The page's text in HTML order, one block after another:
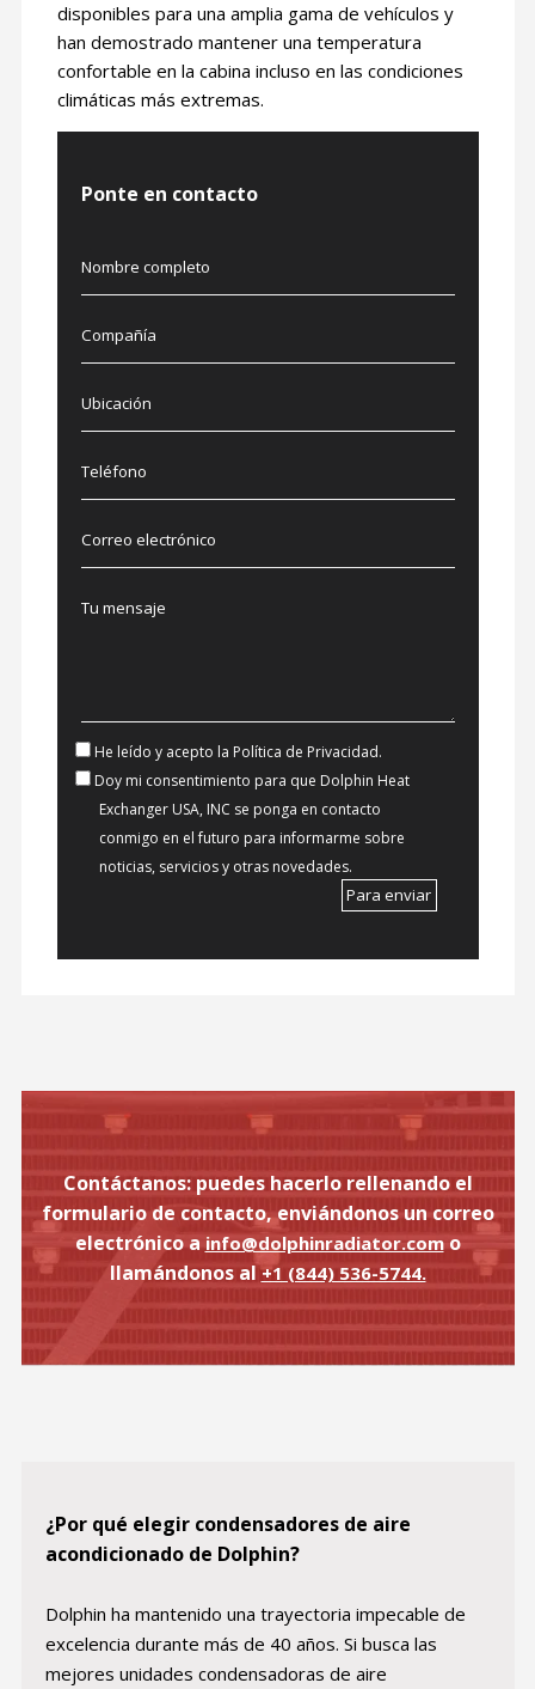
disponibles para una amplia gama de vehículos y
han demostrado mantener una temperatura
confortable en la cabina incluso en las condiciones
climáticas más extremas.
Ponte en contacto
He leído y acepto la Política de Privacidad.
Doy mi consentimiento para que Dolphin Heat
Exchanger USA, INC se ponga en contacto
conmigo en el futuro para informarme sobre
noticias, servicios y otras novedades.
Contáctanos: puedes hacerlo rellenando el
formulario de contacto, enviándonos un correo
electrónico ainfo@dolphinradiator.como
llamándonos al+1 (844) 536-5744.
¿Por qué elegir condensadores de aire
acondicionado de Dolphin?
Dolphin ha mantenido una trayectoria impecable de
excelencia durante más de 40 años. Si busca las
mejores unidades condensadoras de aire